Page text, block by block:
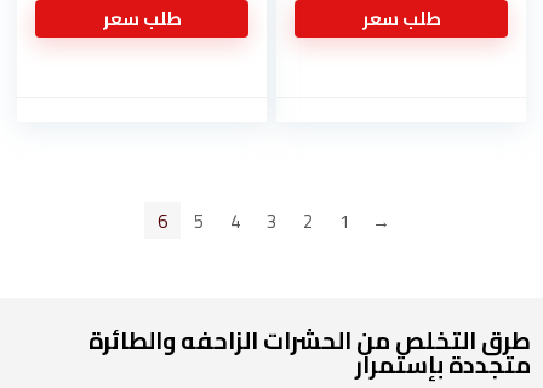
طلب سعر
طلب سعر
→
1
2
3
4
5
6
طرق التخلص من الحشرات الزاحفه والطائرة
متجددة بإستمرار​